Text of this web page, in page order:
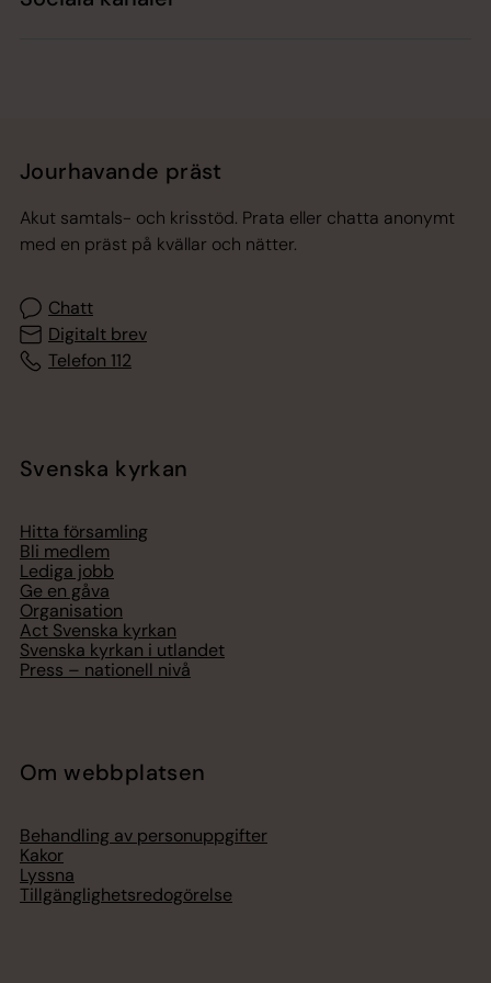
Jourhavande präst
Akut samtals- och krisstöd. Prata eller chatta anonymt
med en präst på kvällar och nätter.
Chatt
Digitalt brev
Telefon 112
Svenska kyrkan
Hitta församling
Bli medlem
Lediga jobb
Ge en gåva
Organisation
Act Svenska kyrkan
Svenska kyrkan i utlandet
Press – nationell nivå
Om webbplatsen
Behandling av personuppgifter
Kakor
Lyssna
Tillgänglighetsredogörelse